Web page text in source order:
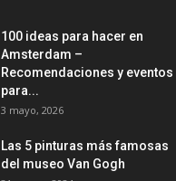
100 ideas para hacer en
Amsterdam –
Recomendaciones y eventos
para...
3 mayo, 2026
Las 5 pinturas más famosas
del museo Van Gogh